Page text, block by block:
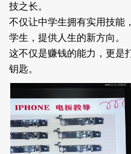
技之长。
不仅让中学生拥有实用技能
学生，提供人生的新方向。
这不仅是赚钱的能力，更是
钥匙。